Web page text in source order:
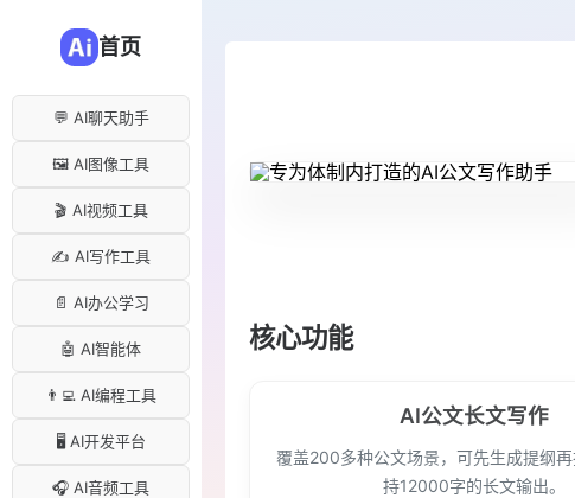
首页
💬 AI聊天助手
🖼️ AI图像工具
🎬 AI视频工具
✍️ AI写作工具
📄 AI办公学习
🤖 AI智能体
👨‍💻 AI编程工具
🖥️ AI开发平台
🎧 AI音频工具
核心功能
AI公文长文写作
覆盖200多种公文场景，可先生成提纲
持12000字的长文输出。